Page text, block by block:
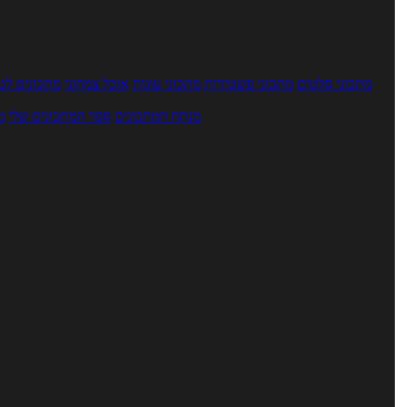
מתכוני סלטים מתכוני פשטידות מתכוני עוגות אוכל צמחוני מתכונים
מנתח המתכונים ספר המתכונים שלי